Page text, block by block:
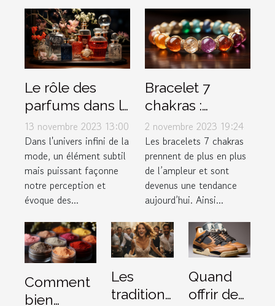
Le rôle des
parfums dans la
mode et le style
personnel
13 novembre 2023 13:00
Dans l'univers infini de la
mode, un élément subtil
mais puissant façonne
notre perception et
évoque des...
Bracelet 7
chakras :
Comment bien
l’entretenir ?
2 novembre 2023 19:24
Les bracelets 7 chakras
prennent de plus en plus
de l’ampleur et sont
devenus une tendance
aujourd’hui. Ainsi...
Comment
bien
Les
traditions
Quand
offrir des